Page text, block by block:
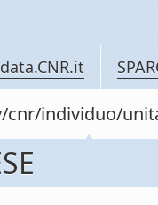
data.CNR.it
individuo/